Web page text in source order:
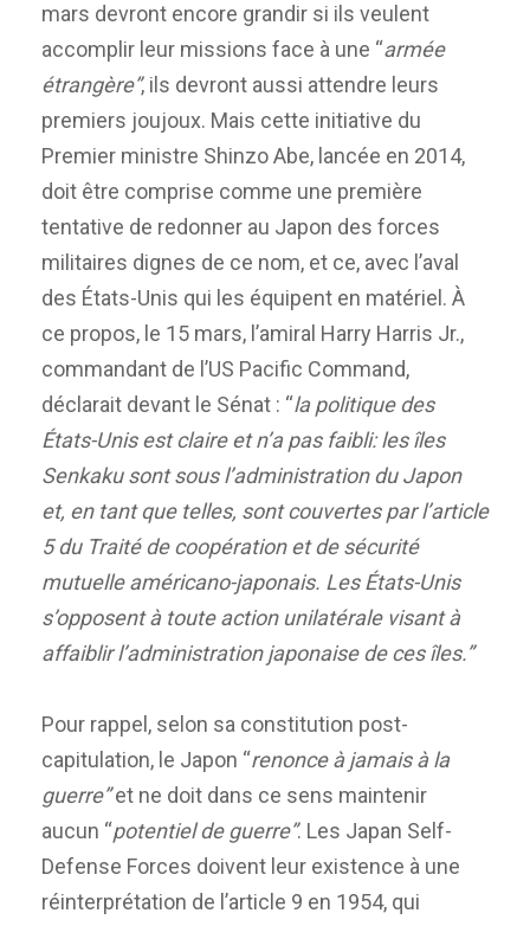
mars devront encore grandir si ils veulent
accomplir leur missions face à une “armée
étrangère”, ils devront aussi attendre leurs
premiers joujoux. Mais cette initiative du
Premier ministre Shinzo Abe, lancée en 2014,
doit être comprise comme une première
tentative de redonner au Japon des forces
militaires dignes de ce nom, et ce, avec l’aval
des États-Unis qui les équipent en matériel. À
ce propos, le 15 mars, l’amiral Harry Harris Jr.,
commandant de l’US Pacific Command,
déclarait devant le Sénat : “la politique des
États-Unis est claire et n’a pas faibli: les îles
Senkaku sont sous l’administration du Japon
et, en tant que telles, sont couvertes par l’article
5 du Traité de coopération et de sécurité
mutuelle américano-japonais. Les États-Unis
s’opposent à toute action unilatérale visant à
affaiblir l’administration japonaise de ces îles.”
Pour rappel, selon sa constitution post-
capitulation, le Japon “renonce à jamais à la
guerre”et ne doit dans ce sens maintenir
aucun “potentiel de guerre”. Les Japan Self-
Defense Forces doivent leur existence à une
réinterprétation de l’article 9 en 1954, qui